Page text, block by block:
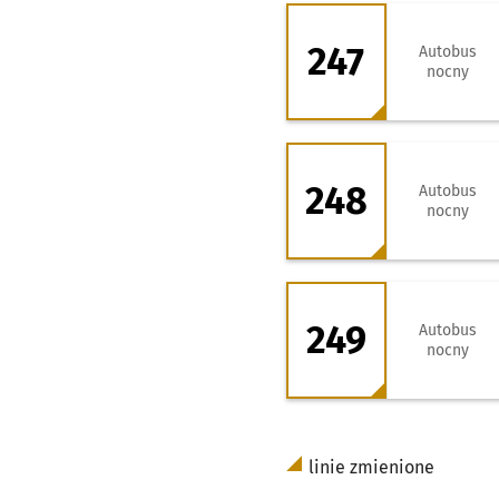
247 - kierunek
247
Autobus
nocny
248 - kierunek
248
Autobus
nocny
249 - kierunek
249
Autobus
nocny
linie zmienione